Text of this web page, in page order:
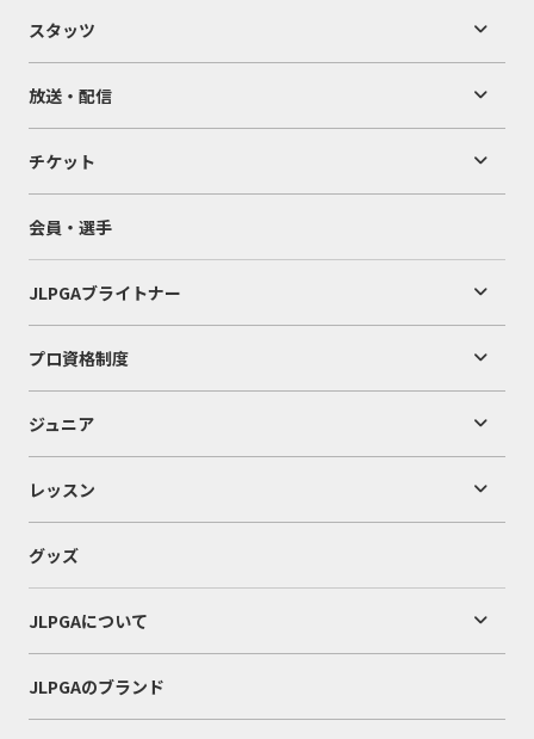
スタッツ
放送・配信
チケット
会員・選手
JLPGAブライトナー
プロ資格制度
ジュニア
レッスン
グッズ
JLPGAについて
JLPGAのブランド